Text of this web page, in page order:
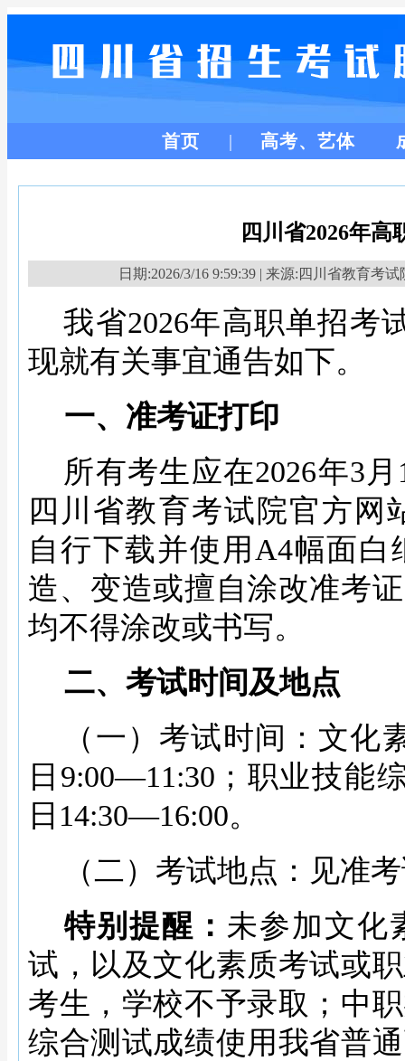
首页 高考、艺体
四川省2026年高
日期:2026/3/16 9:59:39 | 来源:四川省教育考试
我省2026年高职单招考
现就有关事宜通告如下。
一、准考证打印
所有考生应在2026年3
四川省教育考试院官方网
自行下载并使用A4幅面
造、变造或擅自涂改准考
均不得涂改或书写。
二、考试时间及地点
（一）考试时间：文化
日9:00—11:30；职业技能
日14:30—16:00。
（二）考试地点：见准
特别提醒： 未参加文化
试，以及文化素质考试或
考生，学校不予录取；中
综合测试成绩使用我省普